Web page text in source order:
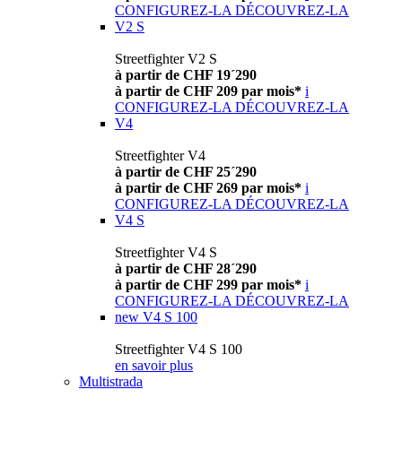
CONFIGUREZ-LA DÉCOUVREZ-LA
V2 S
Streetfighter V2 S
à partir de CHF 19´290
à partir de CHF 209 par mois* i
CONFIGUREZ-LA DÉCOUVREZ-LA
V4
Streetfighter V4
à partir de CHF 25´290
à partir de CHF 269 par mois* i
CONFIGUREZ-LA DÉCOUVREZ-LA
V4 S
Streetfighter V4 S
à partir de CHF 28´290
à partir de CHF 299 par mois* i
CONFIGUREZ-LA DÉCOUVREZ-LA
new V4 S 100
Streetfighter V4 S 100
en savoir plus
Multistrada